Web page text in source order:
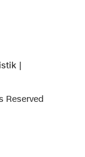
Reserved